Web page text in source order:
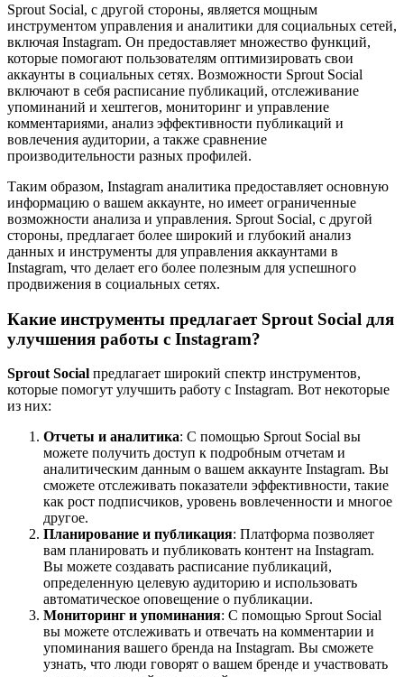
Sprout Social, с другой стороны, является мощным
инструментом управления и аналитики для социальных сетей,
включая Instagram. Он предоставляет множество функций,
которые помогают пользователям оптимизировать свои
аккаунты в социальных сетях. Возможности Sprout Social
включают в себя расписание публикаций, отслеживание
упоминаний и хештегов, мониторинг и управление
комментариями, анализ эффективности публикаций и
вовлечения аудитории, а также сравнение
производительности разных профилей.
Таким образом, Instagram аналитика предоставляет основную
информацию о вашем аккаунте, но имеет ограниченные
возможности анализа и управления. Sprout Social, с другой
стороны, предлагает более широкий и глубокий анализ
данных и инструменты для управления аккаунтами в
Instagram, что делает его более полезным для успешного
продвижения в социальных сетях.
Какие инструменты предлагает Sprout Social для
улучшения работы с Instagram?
Sprout Social предлагает широкий спектр инструментов,
которые помогут улучшить работу с Instagram. Вот некоторые
из них:
Отчеты и аналитика: С помощью Sprout Social вы
можете получить доступ к подробным отчетам и
аналитическим данным о вашем аккаунте Instagram. Вы
сможете отслеживать показатели эффективности, такие
как рост подписчиков, уровень вовлеченности и многое
другое.
Планирование и публикация: Платформа позволяет
вам планировать и публиковать контент на Instagram.
Вы можете создавать расписание публикаций,
определенную целевую аудиторию и использовать
автоматическое оповещение о публикации.
Мониторинг и упоминания: С помощью Sprout Social
вы можете отслеживать и отвечать на комментарии и
упоминания вашего бренда на Instagram. Вы сможете
узнать, что люди говорят о вашем бренде и участвовать